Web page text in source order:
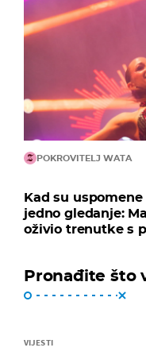
POKROVITELJ WATA
Kad su
jedno gledanje:
oživio trenutke s
Pronađite što
VIJESTI